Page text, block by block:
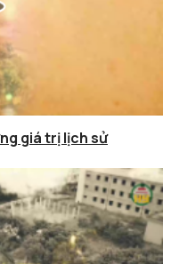
giá trị lịch sử